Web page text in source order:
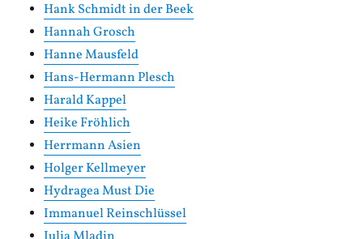
Hank Schmidt in der Beek
Hannah Grosch
Hanne Mausfeld
Hans-Hermann Plesch
Harald Kappel
Heike Fröhlich
Herrmann Asien
Holger Kellmeyer
Hydragea Must Die
Immanuel Reinschlüssel